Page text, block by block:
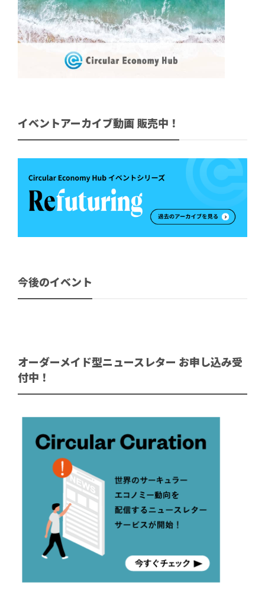
イベントアーカイブ動画 販売中！
今後のイベント
オーダーメイド型ニュースレター お申し込み受
付中！